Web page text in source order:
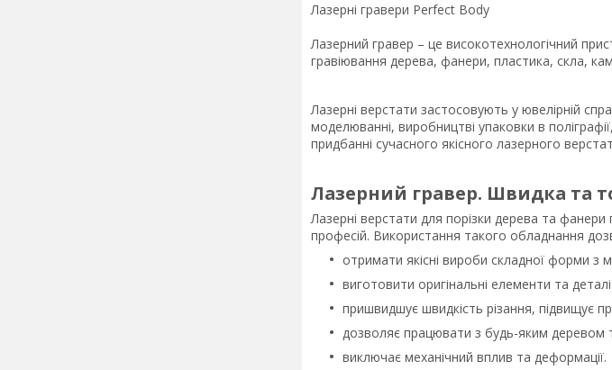
Лазерні гравери Perfect Body
Лазерний гравер – це високотехнологічний
гравіювання дерева, фанери, пластика, скла,
Лазерні верстати застосовують у ювелірній
моделюванні, виробництві упаковки в
придбанні сучасного якісного лазерного
Лазерний гравер. Швидка та
Лазерні верстати для порізки дерева та фанери
професій. Використання такого обладнання
отримати якісні вироби складної форми з
виготовити оригінальні елементи та
пришвидшує швидкість різання, підвищує
дозволяє працювати з будь-яким деревом
виключає механічний вплив та деформації.